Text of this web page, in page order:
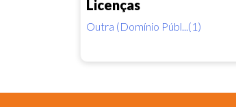
Licenças
Outra (Domínio Públ...(1)